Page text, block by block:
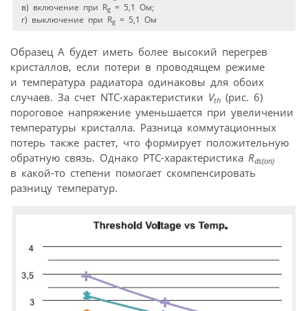
в) включение при Rg = 5,1 Ом;
г) выключение при Rg = 5,1 Ом
Образец А будет иметь более высокий перегрев
кристаллов, если потери в проводящем режиме
и температура радиатора одинаковы для обоих
случаев. За счет NTC-характеристики Vth (рис. 6)
пороговое напряжение уменьшается при увеличении
температуры кристалла. Разница коммутационных
потерь также растет, что формирует положительную
обратную связь. Однако РТС-характеристика Rds(on)
в какой-то степени помогает скомпенсировать
разницу температур.